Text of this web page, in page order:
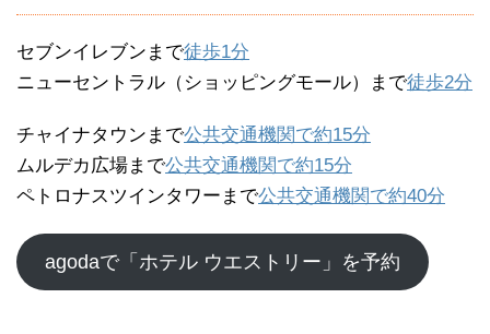
セブンイレブンまで徒歩1分
ニューセントラル（ショッピングモール）まで徒歩2分
チャイナタウンまで公共交通機関で約15分
ムルデカ広場まで公共交通機関で約15分
ペトロナスツインタワーまで公共交通機関で約40分
agodaで「ホテル ウエストリー」を予約